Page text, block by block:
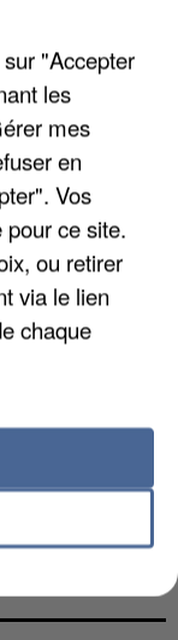
REFUGES
DE LA DZ
"Accepter
les
mes
en
Vos
ce site.
ou retirer
via le lien
chaque